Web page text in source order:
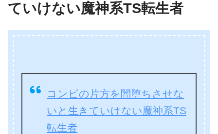
ていけない魔神系TS転生者
コンビの片方を闇堕ちさせな
いと生きていけない魔神系TS
転生者